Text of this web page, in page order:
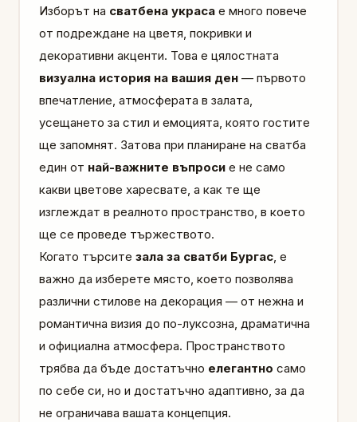
Изборът на сватбена украса е много повече
от подреждане на цветя, покривки и
декоративни акценти. Това е цялостната
визуална история на вашия ден — първото
впечатление, атмосферата в залата,
усещането за стил и емоцията, която гостите
ще запомнят. Затова при планиране на сватба
един от най-важните въпроси е не само
какви цветове харесвате, а как те ще
изглеждат в реалното пространство, в което
ще се проведе тържеството.
Когато търсите зала за сватби Бургас, е
важно да изберете място, което позволява
различни стилове на декорация — от нежна и
романтична визия до по-луксозна, драматична
и официална атмосфера. Пространството
трябва да бъде достатъчно елегантно само
по себе си, но и достатъчно адаптивно, за да
не ограничава вашата концепция.